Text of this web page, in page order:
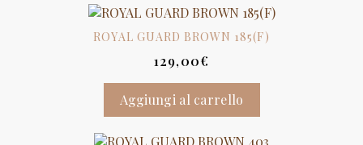
ROYAL GUARD BROWN 185(F)
129,00€
Aggiungi al carrello